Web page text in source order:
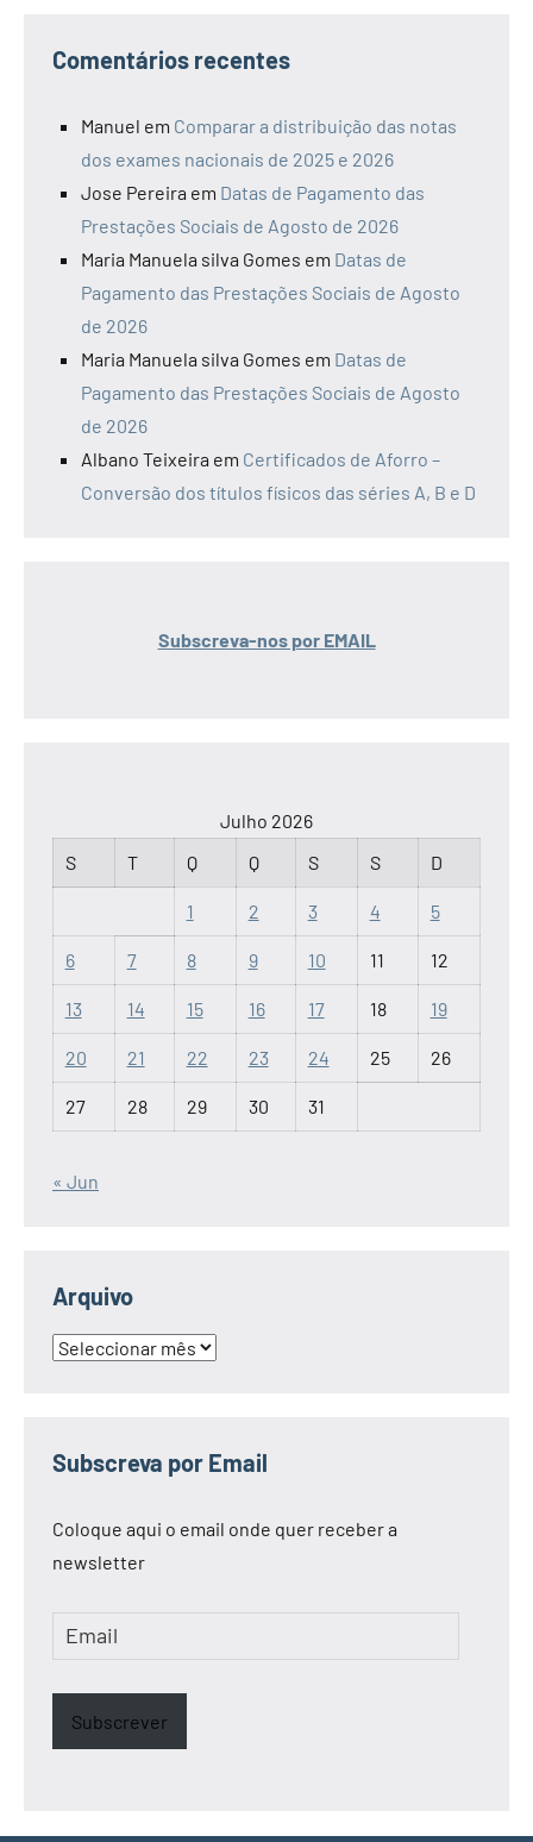
Comentários recentes
Manuel em Comparar a distribuição das notas
dos exames nacionais de 2025 e 2026
Jose Pereira em Datas de Pagamento das
Prestações Sociais de Agosto de 2026
Maria Manuela silva Gomes em Datas de
Pagamento das Prestações Sociais de Agosto
de 2026
Maria Manuela silva Gomes em Datas de
Pagamento das Prestações Sociais de Agosto
de 2026
Albano Teixeira em Certificados de Aforro –
Conversão dos títulos físicos das séries A, B e D
Subscreva-nos por EMAIL
Julho 2026
S
T Q Q S S D
1 2 3 4 5
6 7 8 9 10 11 12
13 14 15 16 17 18 19
20 21 22 23 24 25 26
27 28 29 30 31
« Jun
Arquivo
Arquivo
Subscreva por Email
Coloque aqui o email onde quer receber a
newsletter
Email
Subscrever